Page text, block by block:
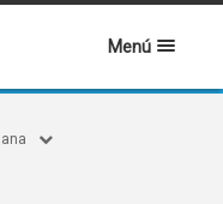
Menú